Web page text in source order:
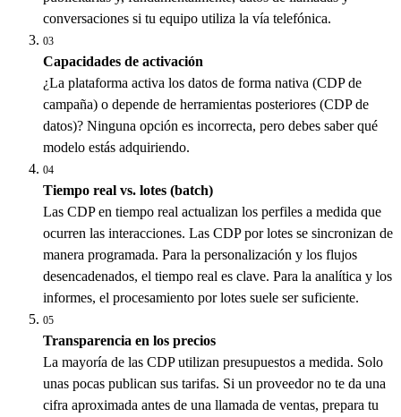
conversaciones si tu equipo utiliza la vía telefónica.
03
Capacidades de activación
¿La plataforma activa los datos de forma nativa (CDP de
campaña) o depende de herramientas posteriores (CDP de
datos)? Ninguna opción es incorrecta, pero debes saber qué
modelo estás adquiriendo.
04
Tiempo real vs. lotes (batch)
Las CDP en tiempo real actualizan los perfiles a medida que
ocurren las interacciones. Las CDP por lotes se sincronizan de
manera programada. Para la personalización y los flujos
desencadenados, el tiempo real es clave. Para la analítica y los
informes, el procesamiento por lotes suele ser suficiente.
05
Transparencia en los precios
La mayoría de las CDP utilizan presupuestos a medida. Solo
unas pocas publican sus tarifas. Si un proveedor no te da una
cifra aproximada antes de una llamada de ventas, prepara tu